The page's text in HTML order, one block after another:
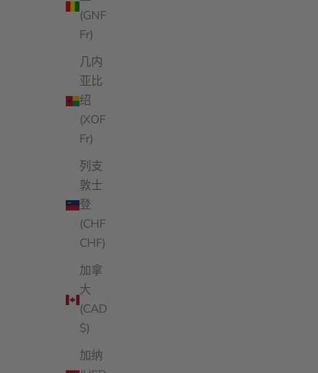
(GNF
Fr)
几内
亚比
绍
(XOF
Fr)
列支
敦士
登
(CHF
CHF)
加拿
大
(CAD
$)
加纳